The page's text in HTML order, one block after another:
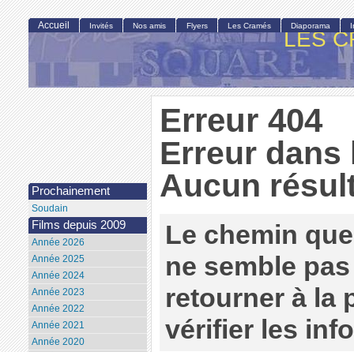
LES
Erreur 404
Erreur dans
Aucun
Le chemin
ne semble
retourner à la
vérifier les
Accueil Invités Nos amis Flyers Les Cramés Diaporama
Prochainement
Soudain
Films depuis 2009
Année 2026
Année 2025
Année 2024
Année 2023
Année 2022
Année 2021
Année 2020